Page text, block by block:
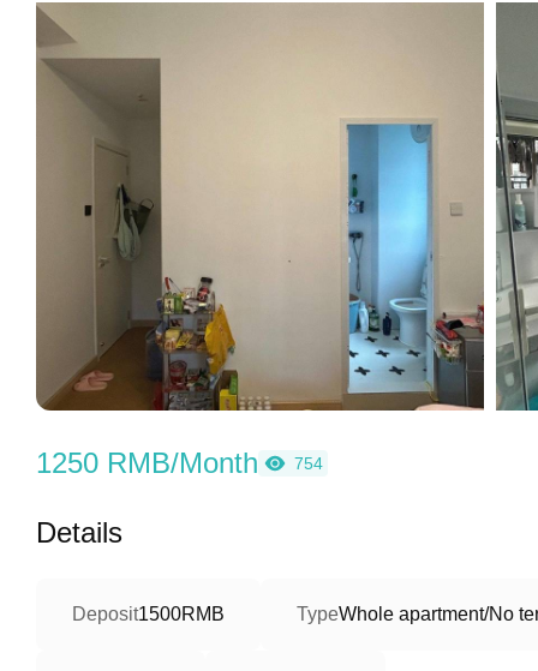
1250 RMB/Month 754
Details
Deposit1500RMB TypeWhole apartment/No